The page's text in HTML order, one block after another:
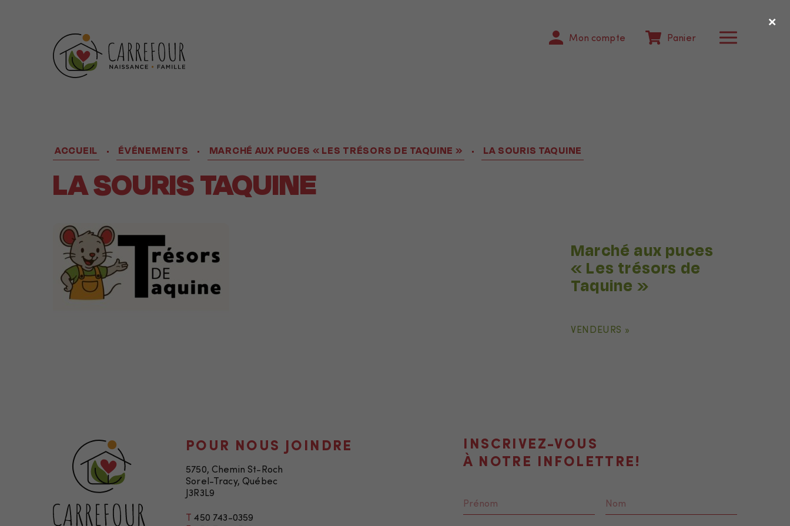
Mon compte Panier
ACCUEIL • ÉVÉNEMENTS • MARCHÉ AUX PUCES « LES TRÉSORS DE TAQUINE » • LA SOURIS TAQUINE
LA SOURIS TAQUINE
Marché aux puces
« Les trésors de
Taquine »
VENDEURS »
POUR NOUS JOINDRE
5750, Chemin St-Roch
Sorel-Tracy, Québec
J3R3L9
T 450 743-0359
INSCRIVEZ-VOUS
À NOTRE INFOLETTRE!
×